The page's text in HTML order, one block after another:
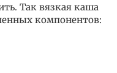
Так вязкая каша
компонентов: